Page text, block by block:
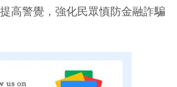
高警覺，強化民眾慎防金融詐騙